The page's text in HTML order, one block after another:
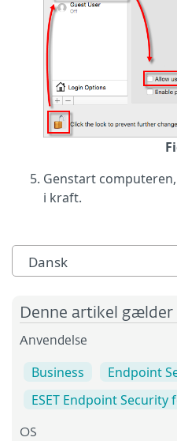
Genstart
i kraft.
Dansk
Denne artikel gælder
Anvendelse
Business
Endpoint
ESET Endpoint Security
OS